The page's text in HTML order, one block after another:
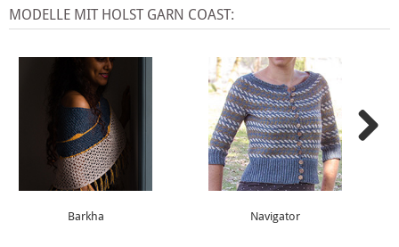
MODELLE MIT HOLST GARN COAST:
Barkha Navigator